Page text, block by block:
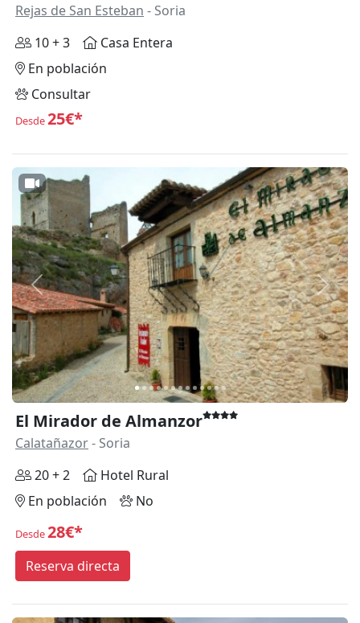
Rejas de San Esteban - Soria
10 + 3
Casa Entera
En población
Consultar
Desde25€*
Anterior
El Mirador de Almanzor
Calatañazor- Soria
20 + 2
Hotel Rural
En población
No
Desde28€*
Reserva directa